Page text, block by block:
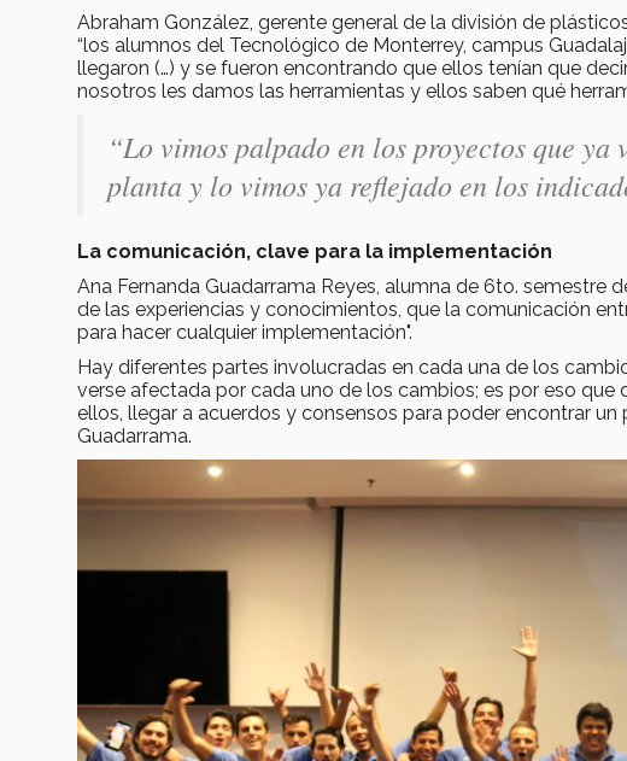
Abraham González, gerente general de la división de
“los alumnos del Tecnológico de Monterrey, campus
llegaron (…) y se fueron encontrando que ellos tenían que
nosotros les damos las herramientas y ellos saben qué
“Lo vimos palpado en los proyectos que
planta y lo vimos ya reflejado en los
La comunicación, clave para la implementación
Ana Fernanda Guadarrama Reyes, alumna de 6to. semestre
de las experiencias y conocimientos, que la comunicación
para hacer cualquier implementación".
Hay diferentes partes involucradas en cada una de los
verse afectada por cada uno de los cambios; es por eso
ellos, llegar a acuerdos y consensos para poder encontrar
Guadarrama.